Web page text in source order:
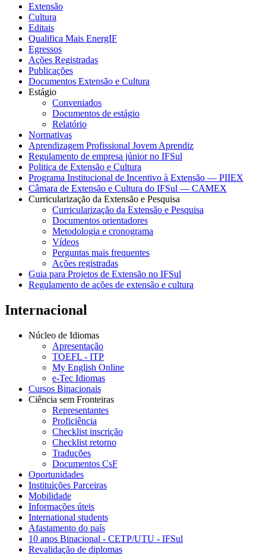
Extensão
Cultura
Editais
Qualifica Mais EnergIF
Egressos
Ações Registradas
Publicações
Documentos Extensão e Cultura
Estágio
Conveniados
Documentos de estágio
Relatório
Normativas
Aprendizagem Profissional Jovem Aprendiz
Regulamento de empresa júnior no IFSul
Politica de Extensão e Cultura
Programa Institucional de Incentivo à Extensão — PIIEX
Câmara de Extensão e Cultura do IFSul — CAMEX
Curricularização da Extensão e Pesquisa
Curricularização da Extensão e Pesquisa
Documentos orientadores
Metodologia e cronograma
Vídeos
Perguntas mais frequentes
Ações registradas
Guia para Projetos de Extensão no IFSul
Regulamento de ações de extensão e cultura
Internacional
Núcleo de Idiomas
Apresentação
TOEFL - ITP
My English Online
e-Tec Idiomas
Cursos Binacionais
Ciência sem Fronteiras
Representantes
Proficiência
Checklist inscrição
Checklist retorno
Traduções
Documentos CsF
Oportunidades
Instituições Parceiras
Mobilidade
Informações úteis
International students
Afastamento do país
10 anos Binacional - CETP/UTU - IFSul
Revalidação de diplomas